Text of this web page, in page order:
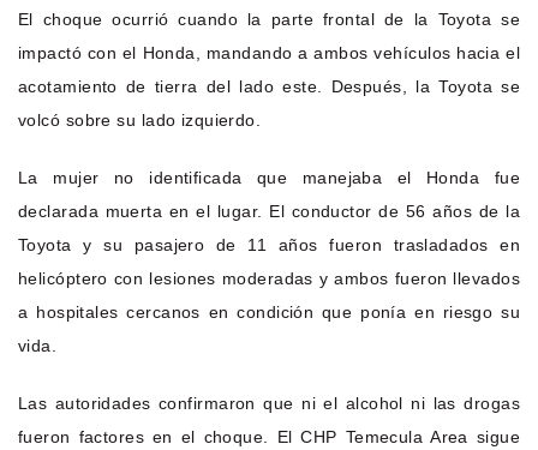
El choque ocurrió cuando la parte frontal de la Toyota se
impactó con el Honda, mandando a ambos vehículos hacia el
acotamiento de tierra del lado este. Después, la Toyota se
volcó sobre su lado izquierdo.
La mujer no identificada que manejaba el Honda fue
declarada muerta en el lugar. El conductor de 56 años de la
Toyota y su pasajero de 11 años fueron trasladados en
helicóptero con lesiones moderadas y ambos fueron llevados
a hospitales cercanos en condición que ponía en riesgo su
vida.
Las autoridades confirmaron que ni el alcohol ni las drogas
fueron factores en el choque. El CHP Temecula Area sigue